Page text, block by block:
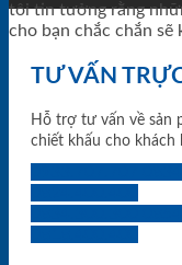
tôi tin tưởng rằng
cho bạn chắc chắn
TƯ VẤN
Hỗ trợ tư vấn về sản
chiết khấu cho khách